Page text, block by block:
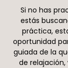
Si no has
estás
práctica,
oportunidad
guiada de la
de relajación,